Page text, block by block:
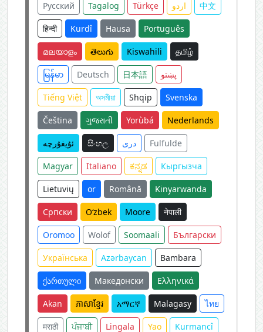
Русский Tagalog Türkçe اردو 中文
हिन्दी Kurdî Hausa Português
മലയാളം తెలుగు Kiswahili தமிழ்
မြန်မာ Deutsch 日本語 پښتو
Tiếng Việt অসমীয়া Shqip Svenska
Čeština ગુજરાતી Yorùbá Nederlands
ئۇيغۇرچە සිංහල دری Fulfulde
Magyar Italiano ಕನ್ನಡ Кыргызча
Lietuvių or Română Kinyarwanda
Српски O‘zbek Moore नेपाली
Oromoo Wolof Soomaali Български
Українська Azərbaycan Bambara
ქართული Македонски Ελληνικά
Akan ភាសាខ្មែរ አማርኛ Malagasy ไทย
मराठी ਪੰਜਾਬੀ Lingala Yao Kurmancî